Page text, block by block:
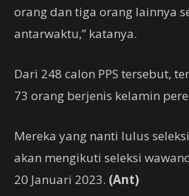
orang dan tiga orang lainnya
antarwaktu,” katanya.
Dari 248 calon PPS tersebut,
73 orang berjenis kelamin
Mereka yang nanti lulus
akan mengikuti seleksi
20 Januari 2023. (Ant)